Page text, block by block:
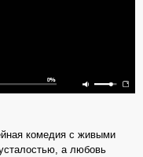
комедия с живыми
а любовь